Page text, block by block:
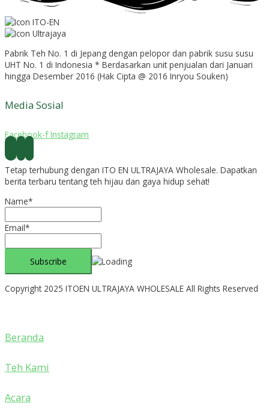
Pabrik Teh No. 1 di Jepang dengan pelopor dan pabrik susu susu
UHT No. 1 di Indonesia * Berdasarkan unit penjualan dari Januari
hingga Desember 2016 (Hak Cipta @ 2016 Inryou Souken)
Media Sosial
Facebook-f Instagram
Tetap terhubung dengan ITO EN ULTRAJAYA Wholesale. Dapatkan
berita terbaru tentang teh hijau dan gaya hidup sehat!
Name*
Email*
Copyright 2025 ITOEN ULTRAJAYA WHOLESALE All Rights Reserved
Beranda
Teh Kami
Acara